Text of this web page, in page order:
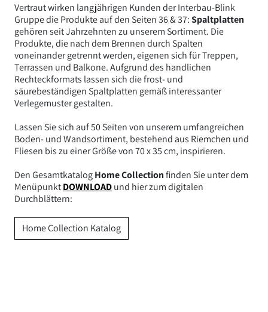
Vertraut wirken langjährigen Kunden der Interbau-Blink
Gruppe die Produkte auf den Seiten 36 & 37:Spaltplatten
gehören seit Jahrzehnten zu unserem Sortiment. Die
Produkte, die nach dem Brennen durch Spalten
voneinander getrennt werden, eigenen sich für Treppen,
Terrassen und Balkone. Aufgrund des handlichen
Rechteckformats lassen sich die frost- und
säurebeständigen Spaltplatten gemäß interessanter
Verlegemuster gestalten.
Lassen Sie sich auf 50 Seiten von unserem umfangreichen
Boden- und Wandsortiment, bestehend aus Riemchen und
Fliesen bis zu einer Größe von 70 x 35 cm, inspirieren.
Den GesamtkatalogHome Collectionfinden Sie unter dem
MenüpunktDOWNLOADund hier zum digitalen
Durchblättern:
Home Collection Katalog